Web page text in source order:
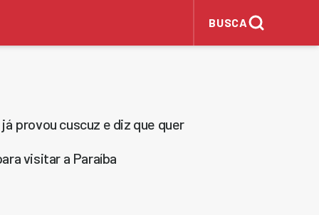
BUSCA
provou cuscuz e diz que quer
visitar a Paraíba